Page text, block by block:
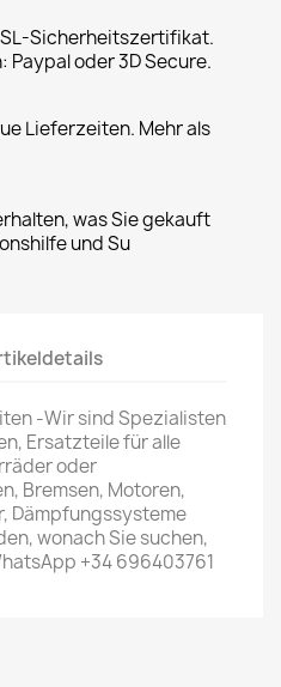
Sicherheitszertifikat.
oder 3D Secure.
Lieferzeiten. Mehr als
was Sie gekauft
und Su
-Wir sind Spezialisten
Ersatzteile für alle
oder
Bremsen, Motoren,
Dämpfungssysteme
wonach Sie suchen,
+34 696403761